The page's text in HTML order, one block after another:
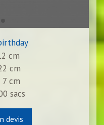
cm
cm
cm
sacs
devis